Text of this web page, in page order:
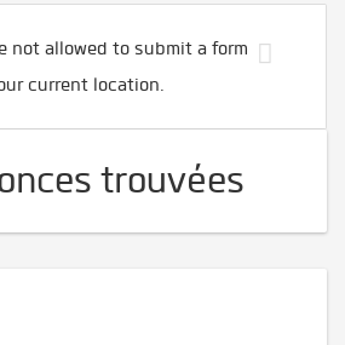
not allowed to submit a form
current location.
trouvées